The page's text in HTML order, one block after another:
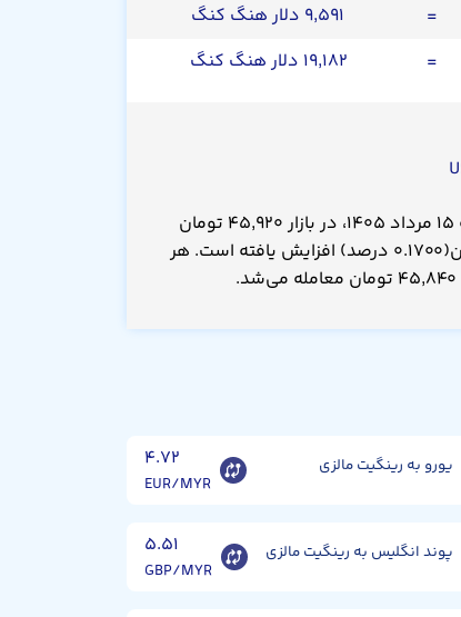
=
۹,۵۹۱ دلار هنگ کنگ
= ۱۹,۱۸۲ دلار هنگ کنگ
قیمت رینگیت مالزی امروز پنجشنبه ۱۵ مرداد ۱۴۰۵، در بازار ۴۵,۹۲۰ تومان
است که نسبت به دیروز ۸۰.۰ تومان(۰.۱۷۰۰ درصد) افزایش یافته است. هر
یورو به رینگیت مالزی ۴.۷۲
EUR/MYR
پوند انگلیس به رینگیت مالزی ۵.۵۱
GBP/MYR